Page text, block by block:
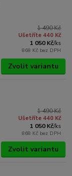
1 490 Kč
Ušetříte 440 Kč
1 050 Kč/ks
868 Kč bez DPH
Zvolit variantu
1 490 Kč
Ušetříte 440 Kč
1 050 Kč/ks
868 Kč bez DPH
Zvolit variantu